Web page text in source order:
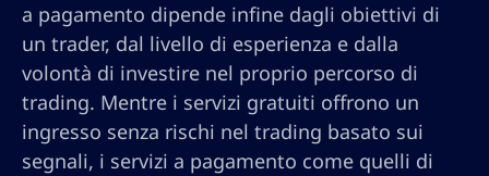
a pagamento dipende infine dagli obiettivi di
un trader, dal livello di esperienza e dalla
volontà di investire nel proprio percorso di
trading. Mentre i servizi gratuiti offrono un
ingresso senza rischi nel trading basato sui
segnali, i servizi a pagamento come quelli di